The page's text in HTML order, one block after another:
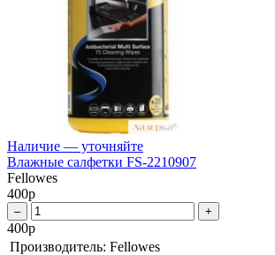
Наличие — уточняйте
Влажные салфетки FS-2210907
Fellowes
400р
– +
400р
Производитель: Fellowes